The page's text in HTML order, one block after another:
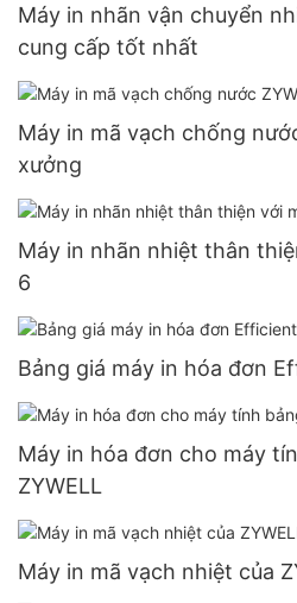
Máy in nhãn vận chuyển
cung cấp tốt nhất
Máy in mã vạch chống
xưởng
Máy in nhãn nhiệt thân
6
Bảng giá máy in hóa đơn
Máy in hóa đơn cho máy
ZYWELL
Máy in mã vạch nhiệt của